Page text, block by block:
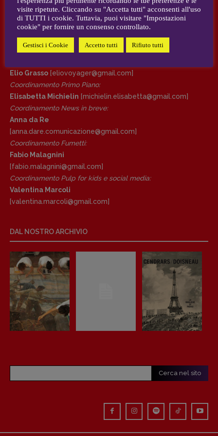
DIRETTRICE RESPONSABILE
Antonella Marrone
REDAZIONE
Walter Catalano,Giuseppe Costigliola,
Anna da Re,Roberto Derobertis,Elio
Grasso,Fabio Malagnini,
Marcoli,Elisabetta Michielin,Nicole
Spallina,Roberto Sturm,Tania Tonin
CONTATTI
Case editrici e coordinamento
recensioni:
Elio Grasso[eliovoyager@gmail.com]
Coordinamento Primo Piano :
Elisabetta Michielin
[michielin.elisabetta@gmail.com]
[anna.dare.comunicazione@gmail.
Coordinamento Fumetti:
Fabio Malagnini
[fabio.malagnini@gmail.
Coordinamento Pulp for kids e social
media:
Valentina Marcoli
[valentina.marcoli@gmail.
ARCHIVIO E AUTORI
AUTORI e COLLABORATORI
CONTATTI
Elio Grasso [eliovoyager@gmail.com]
Coordinamento Primo Piano:
Elisabetta Michielin [michielin.elisabetta@gmail.com]
Coordinamento News in breve:
Anna da Re
[anna.dare.comunicazione@gmail. com]
Coordinamento Fumetti:
Fabio Malagnini
[fabio.malagnini@gmail. com]
Coordinamento Pulp for kids e social media:
Valentina Marcoli
[valentina.marcoli@gmail. com]
DAL NOSTRO ARCHIVIO
Cerca nel sito
visite ripetute. Cliccando su "Accetta tutti" acconsenti all'uso
di TUTTI i cookie. Tuttavia, puoi visitare "Impostazioni
cookie" per fornire un consenso controllato.
Gestisci i Cookie Accetto tutti Rifiuto tutti